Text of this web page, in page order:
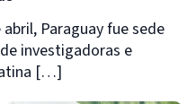
Paraguay fue sede
investigadoras e
[…]